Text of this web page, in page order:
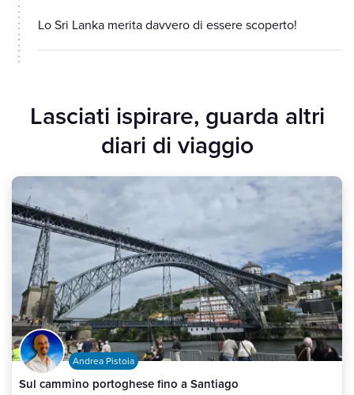
Lo Sri Lanka merita davvero di essere scoperto!
Lasciati ispirare, guarda altri
diari di viaggio
Andrea Pistoia
Sul cammino portoghese fino a Santiago